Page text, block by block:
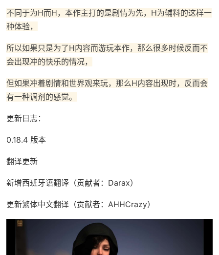
不同于为H而H，本作主打的是剧情为先，H为辅料的这样一
种体验，
所以如果只是为了H内容而游玩本作，那么很多时候反而不
会出现冲的快乐的情况，
但如果冲着剧情和世界观来玩，那么H内容出现时，反而会
有一种调剂的感觉。
更新日志：
0.18.4 版本
翻译更新
新增西班牙语翻译（贡献者：Darax）
更新繁体中文翻译（贡献者：AHHCrazy）